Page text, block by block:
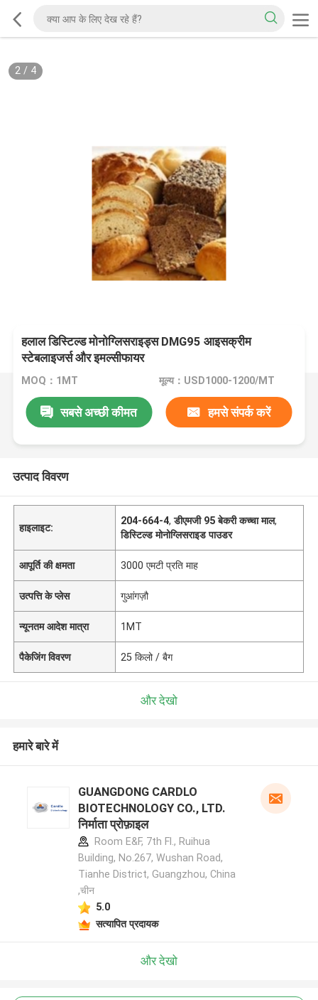
2/ 4
हलाल डिस्टिल्ड मोनोग्लिसराइड्स DMG95 आइसक्रीम
स्टेबलाइजर्स और इमल्सीफायर
MOQ：1MT मूल्य：USD1000-1200/MT
सबसे अच्छी कीमत हमसे संपर्क करें
उत्पाद विवरण
हाइलाइट:
204-664-4,डीएमजी 95 बेकरी कच्चा माल,
डिस्टिल्ड मोनोग्लिसराइड पाउडर
आपूर्ति की क्षमता 3000 एमटी प्रति माह
उत्पत्ति के प्लेस गुआंगज़ौ
न्यूनतम आदेश मात्रा 1MT
पैकेजिंग विवरण 25 किलो / बैग
और देखो
हमारे बारे में
GUANGDONG CARDLO
BIOTECHNOLOGY CO., LTD.
निर्माता प्रोफ़ाइल
Room E&F, 7th Fl., Ruihua
Building, No.267, Wushan Road,
Tianhe District, Guangzhou, China
,चीन
5.0
सत्यापित प्रदायक
और देखो